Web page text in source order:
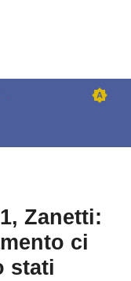
Zanetti:
ci
stati